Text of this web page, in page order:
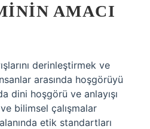
AMACI
derinleştirmek ve
arasında hoşgörüyü
dini hoşgörü ve anlayışı
bilimsel çalışmalar
etik standartları